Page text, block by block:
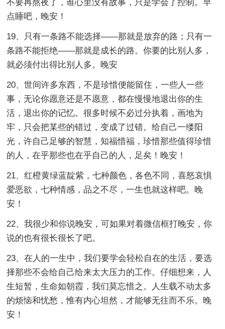
不要再熬夜了，谁心里没有故事，只是学会了控制。早
点睡吧，晚安！
19、只有一条路不能选择——那就是放弃的路；只有一
条路不能拒绝——那就是成长的路。你要的比别人多，
就必须付出得比别人多。晚安
20、世间许多东西，不是珍惜便能留住，一些人一些
事，无论你愿意还是不愿意，都在慢慢地退出你的生
活，退出你的记忆。很多时候不必过分执着，画地为
牢，只会把某些的错过，变成了过错。给自己一缕阳
光，许自己足够的智慧，知福惜福，珍惜那些值得珍惜
的人，在乎那些也在乎自己的人，足矣！晚安！
21、红橙黄绿蓝靛紫，七种颜色，各色不同，喜怒哀惧
爱恶欲，七种情感，品之不尽，一生也就这样吧。晚
安！
22、我很少和你说晚安，可如果对着微信框打晚安，你
说的也有很长很长了吧。
23、在人的一生中，我们要学会轻松自在的生活，要选
择那些不会给自己给来太大压力的工作。仔细想来，人
生短暂，生命如朝霞，我们莫忘惜之。人生载不动太多
的烦恼和忧愁，惟有内心坦然，才能够无往而不乐。晚
安！